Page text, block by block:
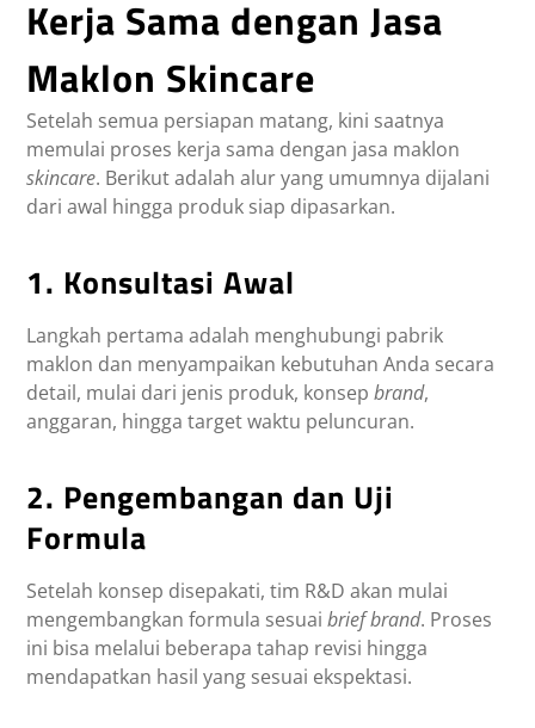
Kerja Sama dengan Jasa
Maklon Skincare
Setelah semua persiapan matang, kini saatnya
memulai proses kerja sama dengan jasa maklon
skincare. Berikut adalah alur yang umumnya dijalani
dari awal hingga produk siap dipasarkan.
1. Konsultasi Awal
Langkah pertama adalah menghubungi pabrik
maklon dan menyampaikan kebutuhan Anda secara
detail, mulai dari jenis produk, konsep brand,
anggaran, hingga target waktu peluncuran.
2. Pengembangan dan Uji
Formula
Setelah konsep disepakati, tim R&D akan mulai
mengembangkan formula sesuaibrief brand. Proses
ini bisa melalui beberapa tahap revisi hingga
mendapatkan hasil yang sesuai ekspektasi.